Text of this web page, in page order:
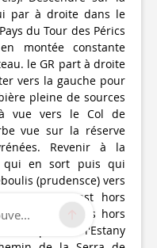
par à droite dans le
du Tour des Pérics
montée constante
le GR part à droite
vers la gauche pour
pleine de sources
vue vers le Col de
vue sur la réserve
Revenir à la
qui en sort puis qui
(prudensce) vers
partie est hors
en étangs hors
GRP près de l'Estany